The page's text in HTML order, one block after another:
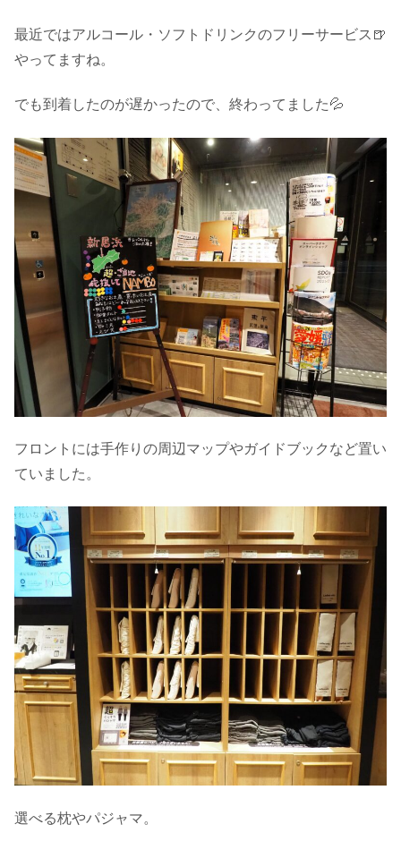
最近ではアルコール・ソフトドリンクのフリーサービス🍺
やってますね。
でも到着したのが遅かったので、終わってました💦
フロントには手作りの周辺マップやガイドブックなど置い
ていました。
選べる枕やパジャマ。